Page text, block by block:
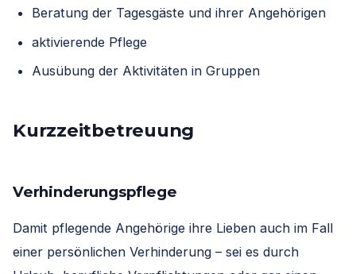
Beratung der Tagesgäste und ihrer Angehörigen
aktivierende Pflege
Ausübung der Aktivitäten in Gruppen
Kurzzeitbetreuung
Verhinderungspflege
Damit pflegende Angehörige ihre Lieben auch im Fall
einer persönlichen Verhinderung – sei es durch